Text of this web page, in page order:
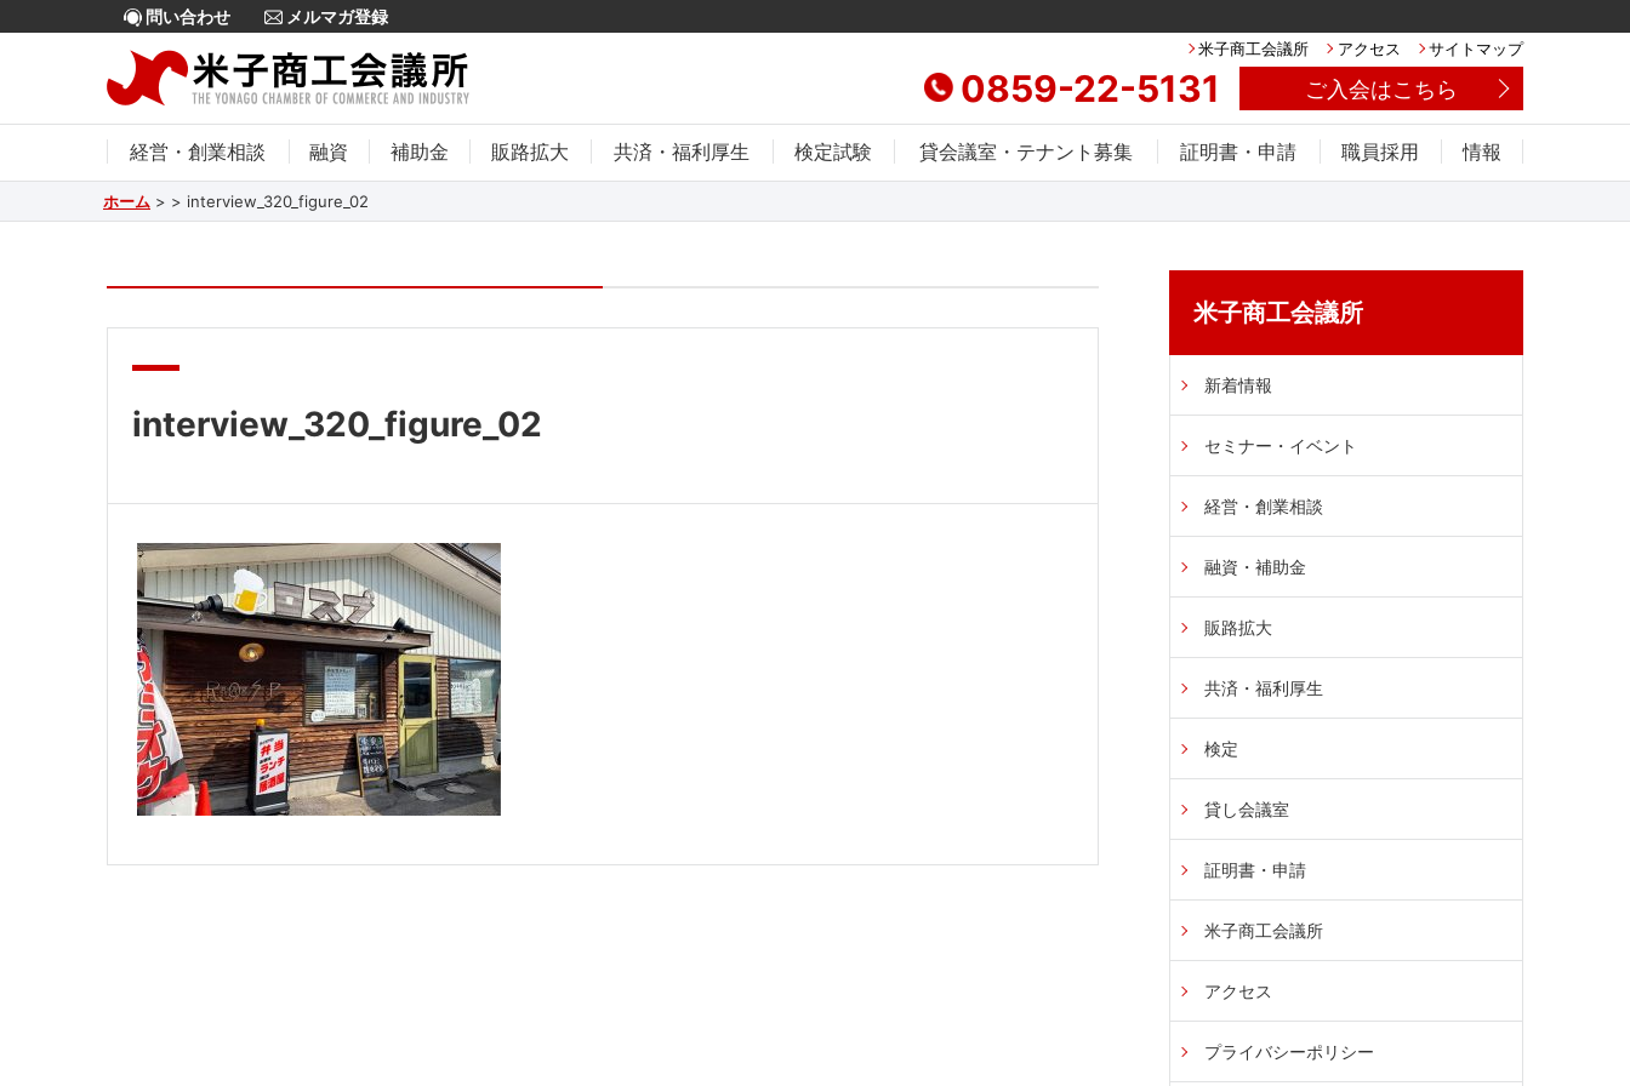
問い合わせ メルマガ登録
米子商工会議所 アクセス サイトマップ
ご入会はこちら
0859-22-5131
経営・創業相談 融資 補助金 販路拡大 共済・福利厚生 検定試験 貸会議室・テナント募集 証明書・申請 職員採用 情報
ホーム > > interview_320_figure_02
interview_320_figure_02
米子商工会議所
新着情報
セミナー・イベント
経営・創業相談
融資・補助金
販路拡大
共済・福利厚生
検定
貸し会議室
証明書・申請
米子商工会議所
アクセス
プライバシーポリシー